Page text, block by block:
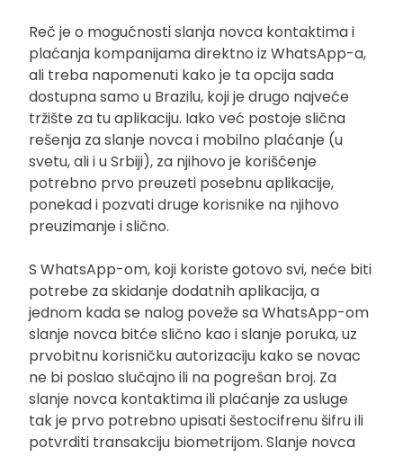
Reč je o mogućnosti slanja novca kontaktima i
plaćanja kompanijama direktno iz WhatsApp-a,
ali treba napomenuti kako je ta opcija sada
dostupna samo u Brazilu, koji je drugo najveće
tržište za tu aplikaciju. Iako već postoje slična
rešenja za slanje novca i mobilno plaćanje (u
svetu, ali i u Srbiji), za njihovo je korišćenje
potrebno prvo preuzeti posebnu aplikacije,
ponekad i pozvati druge korisnike na njihovo
preuzimanje i slično.
S WhatsApp-om, koji koriste gotovo svi, neće biti
potrebe za skidanje dodatnih aplikacija, a
jednom kada se nalog poveže sa WhatsApp-om
slanje novca bitće slično kao i slanje poruka, uz
prvobitnu korisničku autorizaciju kako se novac
ne bi poslao slučajno ili na pogrešan broj. Za
slanje novca kontaktima ili plaćanje za usluge
tak je prvo potrebno upisati šestocifrenu šifru ili
potvrditi transakciju biometrijom. Slanje novca